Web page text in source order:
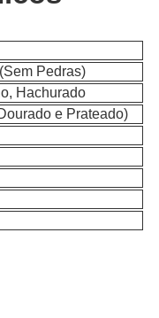
Pedras)
Hachurado
e Prateado)